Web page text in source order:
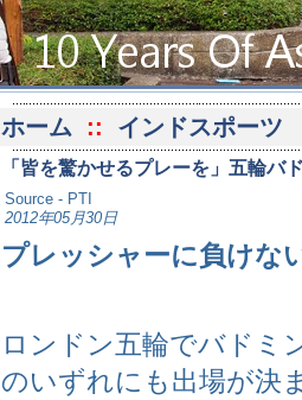
ホーム :: インドスポーツ
「皆を驚かせるプレーを」五輪バ
Source - PTI
2012年05月30日
プレッシャーに負けな
ロンドン五輪でバドミ
のいずれにも出場が決